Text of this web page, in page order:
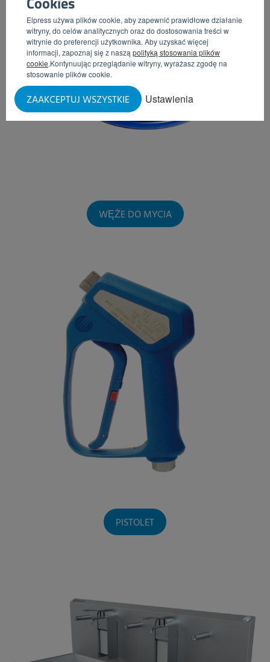
Elpress używa plików cookie, aby zapewnić prawidłowe działanie
witryny, do celów analitycznych oraz do dostosowania treści w
witrynie do preferencji użytkownika. Aby uzyskać więcej
informacji, zapoznaj się z naszą polityką stosowania plików
cookie.Kontynuując przeglądanie witryny, wyrażasz zgodę na
stosowanie plików cookie.
Ustawienia
ZAAKCEPTUJ WSZYSTKIE
WĘŻE DO MYCIA
PISTOLET